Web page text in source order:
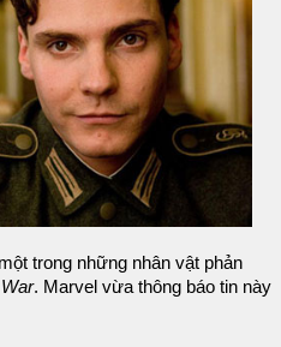
trong những nhân vật phản
. Marvel vừa thông báo tin này